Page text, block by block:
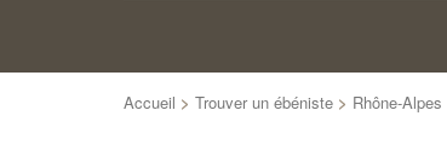
Accueil > Trouver un ébéniste > Rhône-Alpes